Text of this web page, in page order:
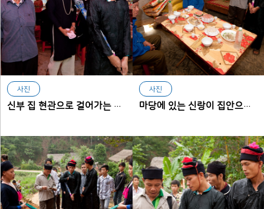
사진
신부 집 현관으로 걸어가는 신랑과 보조 신랑
사진
마당에 있는 신랑이 집안으로 들어올 수 있도록 청하는 장면